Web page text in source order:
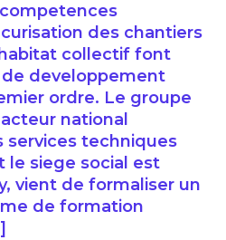
des chantiers
collectif font
de developpement
ordre. Le groupe
national
services techniques
le siege social est
vient de formaliser un
de formation